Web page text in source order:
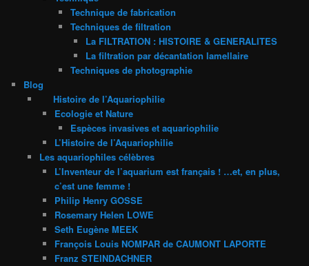
Technique de fabrication
Techniques de filtration
La FILTRATION : HISTOIRE & GENERALITES
La filtration par décantation lamellaire
Techniques de photographie
Blog
Histoire de l’Aquariophilie
Ecologie et Nature
Espèces invasives et aquariophilie
L’Histoire de l’Aquariophilie
Les aquariophiles célèbres
L’Inventeur de l’aquarium est français ! …et, en plus,
c’est une femme !
Philip Henry GOSSE
Rosemary Helen LOWE
Seth Eugène MEEK
François Louis NOMPAR de CAUMONT LAPORTE
Franz STEINDACHNER